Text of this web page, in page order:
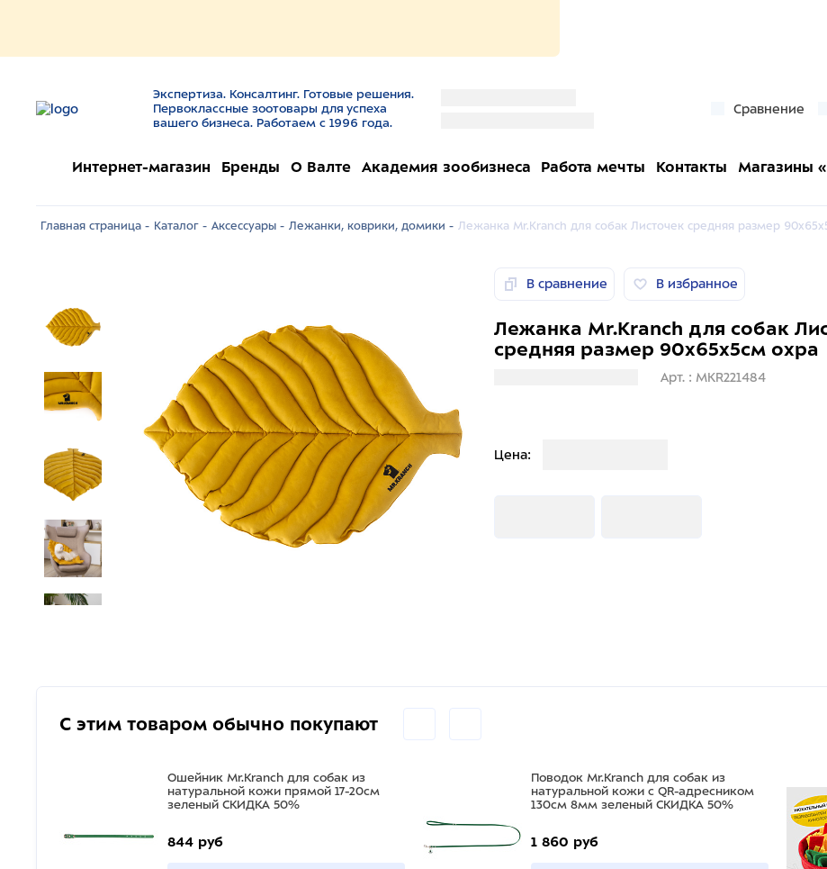
Экспертиза. Консалтинг. Готовые решения.
Первоклассные зоотовары для успеха
вашего бизнеса. Работаем с 1996 года.
Сравнение
Интернет-магазин Бренды О Валте Академия зообизнеса Работа мечты Контакты Магазины
Главная страница - Каталог - Аксессуары - Лежанки, коврики, домики - Лежанка Mr.Kranch для собак Листочек средняя размер
В сравнение В избранное
Лежанка Mr.Kranch для собак
средняя размер 90х65х5см охра
Арт. : MKR221484
Цена:
С этим товаром обычно покупают
Ошейник Mr.Kranch для собак из
натуральной кожи прямой 17-20см
зеленый СКИДКА 50%
844 руб
Поводок Mr.Kranch для собак из
натуральной кожи с QR-адресником
130см 8мм зеленый СКИДКА 50%
1 860 руб